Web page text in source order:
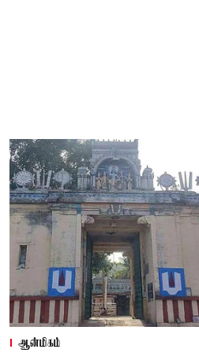
ஆன்மிகம்